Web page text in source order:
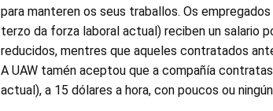
para manteren os seus traballos. Os
terzo da forza laboral actual) reciben un salario
reducidos, mentres que aqueles contratados
A UAW tamén aceptou que a compañía
actual), a 15 dólares a hora, con poucos ou